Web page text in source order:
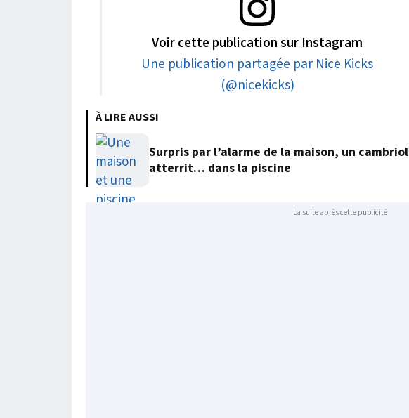
Voir cette publication sur Instagram
Une publication partagée par Nice Kicks
(@nicekicks)
À LIRE AUSSI
Surpris par l’alarme de la maison, un
atterrit… dans la piscine
La suite après cette publicité